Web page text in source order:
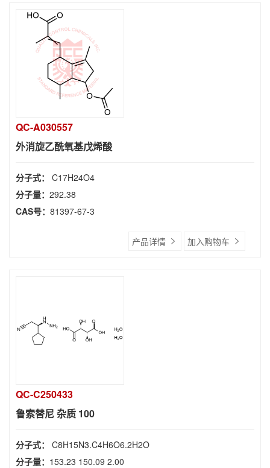
QC-A030557
外消旋乙酰氧基戊烯酸
分子式： C17H24O4
分子量： 292.38
CAS号： 81397-67-3
产品详情 加入购物车
QC-C250433
鲁索替尼 杂质 100
分子式： C8H15N3.C4H6O6.2H2O
分子量： 153.23 150.09 2.00